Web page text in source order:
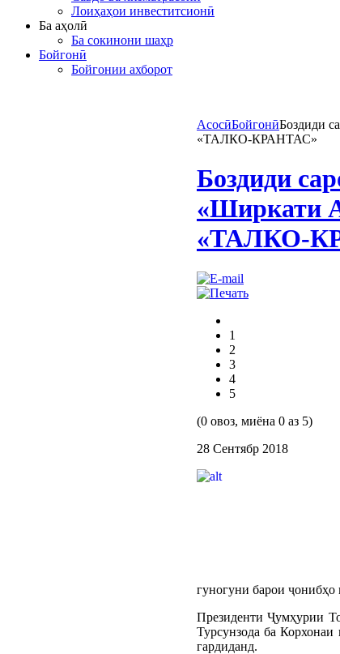
Лоиҳаҳои инвеститсионӣ
Ба аҳолӣ
Ба сокинони шаҳр
Бойгонӣ
Бойгонии ахборот
АсосӣБойгонӣБоздиди
«ТАЛКО-КРАНТАС»
Боздиди
«Ширкати
«ТАЛКО-
1
2
3
4
5
(0 овоз, миёна 0 аз 5)
28 Сентябр 2018
гуногуни барои ҷонибҳо
Президенти Ҷумҳурии
Турсунзода ба
гардиданд.